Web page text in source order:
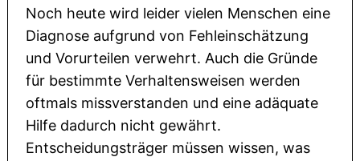
Noch heute wird leider vielen Menschen eine
Diagnose aufgrund von Fehleinschätzung
und Vorurteilen verwehrt. Auch die Gründe
für bestimmte Verhaltensweisen werden
oftmals missverstanden und eine adäquate
Hilfe dadurch nicht gewährt.
Entscheidungsträger müssen wissen, was